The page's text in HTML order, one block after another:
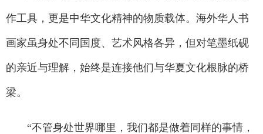
作工具，更是中华文化精神的物质载体。海外华人书
画家虽身处不同国度、艺术风格各异，但对笔墨纸砚
的亲近与理解，始终是连接他们与华夏文化根脉的桥
梁。
“不管身处世界哪里，我们都是做着同样的事情，